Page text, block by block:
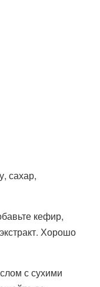
сахар,
кефир,
Хорошо
с сухими